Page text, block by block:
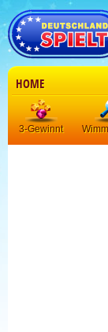
HOME
3-Gewinnt